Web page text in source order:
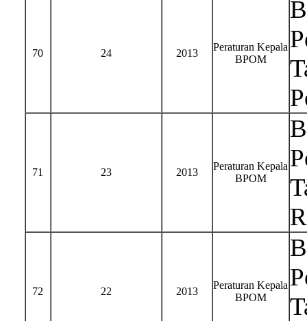
70 24 2013
Peraturan Kepala
BPOM
71 23 2013
Peraturan Kepala
BPOM
72 22 2013
Peraturan Kepala
BPOM